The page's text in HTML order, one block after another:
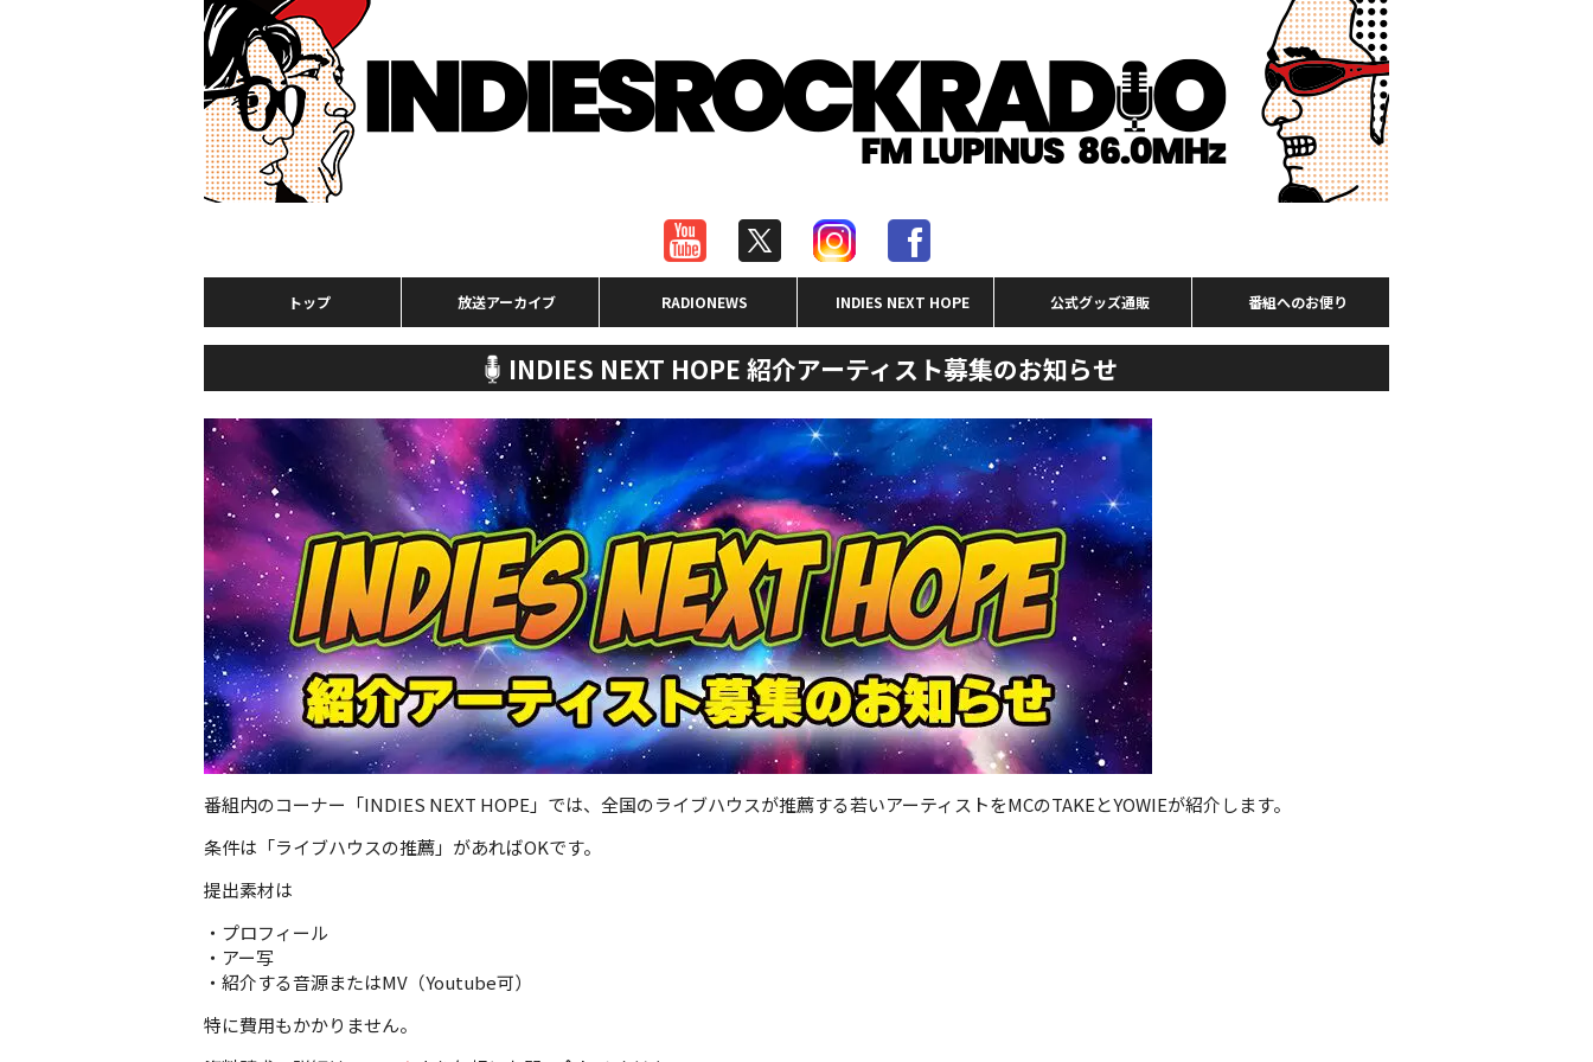
トップ 放送アーカイブ RADIONEWS INDIES NEXT HOPE 公式グッズ通販 番組へのお便り
INDIES NEXT HOPE 紹介アーティスト募集のお知らせ
番組内のコーナー「INDIES NEXT HOPE」では、全国のライブハウスが推薦する若いアーティストをMCのTAKEとYOWIEが紹介します。
条件は「ライブハウスの推薦」があればOKです。
提出素材は
・プロフィール
・アー写
・紹介する音源またはMV（Youtube可）
特に費用もかかりません。